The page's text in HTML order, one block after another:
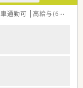
車通勤可 高給与(600万円以上)